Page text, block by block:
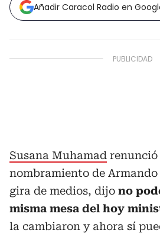
Añadir Caracol Radio en
Susana Muhamad renunció
nombramiento de
gira de medios, dijo no
misma mesa del hoy
la cambiaron y ahora sí